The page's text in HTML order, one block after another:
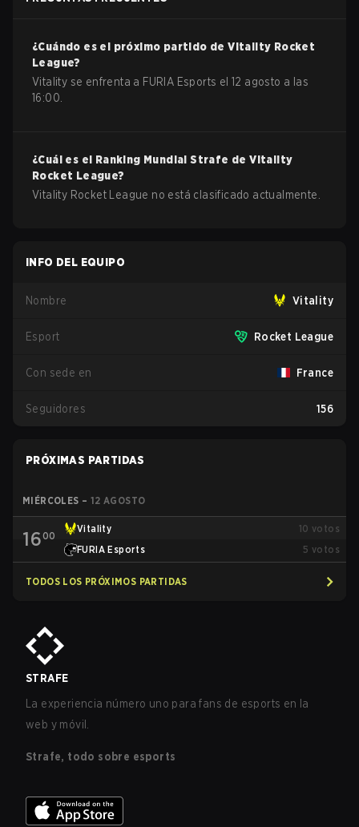
¿Cuándo es el próximo partido deVitality Rocket
League?
Vitality se enfrenta a FURIA Esports el 12 agosto a las
16:00.
¿Cuál es el Ranking Mundial Strafe deVitality
Rocket League?
Vitality Rocket League no está clasificado actualmente.
INFO DEL EQUIPO
Nombre Vitality
Esport Rocket League
Con sede en France
Seguidores 156
PRÓXIMAS PARTIDAS
MIÉRCOLES – 12 AGOSTO
1600
Vitality 10 votos
FURIA Esports
5 votos
TODOS LOS PRÓXIMOS PARTIDAS
STRAFE
La experiencia número uno para fans de esports en la
web y móvil.
Strafe, todo sobre esports